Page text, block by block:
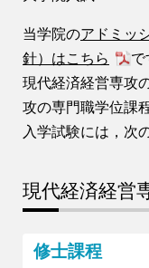
当学院のアドミッ
針）はこちら
で
現代経済経営専攻
攻の専門職学位課
入学試験には，次
現代経済経営
修士課程